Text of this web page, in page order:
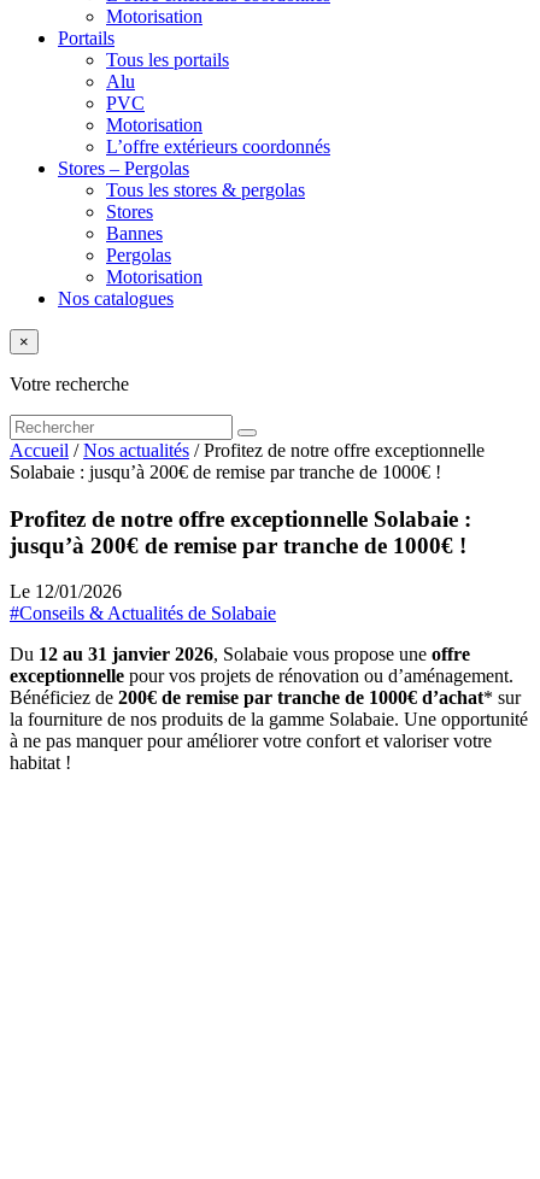
Motorisation
Portails
Tous les portails
Alu
PVC
Motorisation
L’offre extérieurs coordonnés
Stores – Pergolas
Tous les stores & pergolas
Stores
Bannes
Pergolas
Motorisation
Nos catalogues
×
Votre recherche
Accueil /Nos actualités /Profitez de notre offre exceptionnelle
Solabaie : jusqu’à 200€ de remise par tranche de 1000€ !
Profitez de notre offre exceptionnelle Solabaie :
jusqu’à 200€ de remise par tranche de 1000€ !
Le 12/01/2026
#Conseils & Actualités de Solabaie
Du 12 au 31 janvier 2026, Solabaie vous propose une offre
exceptionnelle pour vos projets de rénovation ou d’aménagement.
Bénéficiez de 200€ de remise par tranche de 1000€ d’achat* sur
la fourniture de nos produits de la gamme Solabaie. Une opportunité
à ne pas manquer pour améliorer votre confort et valoriser votre
habitat !